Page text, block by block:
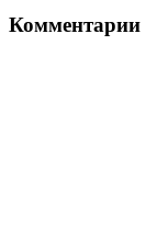
Комментарии